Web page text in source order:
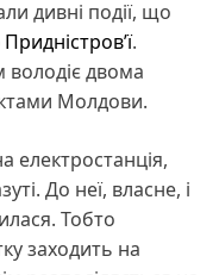
дивні події, що
Придністровʼї.
двома
Молдови.
До неї, власне, і
Тобто
заходить на